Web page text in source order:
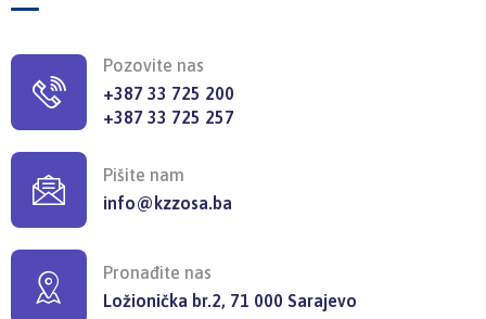
Pozovite nas
+387 33 725 200
+387 33 725 257
Pišite nam
info@kzzosa.ba
Pronađite nas
Ložionička br.2, 71 000 Sarajevo